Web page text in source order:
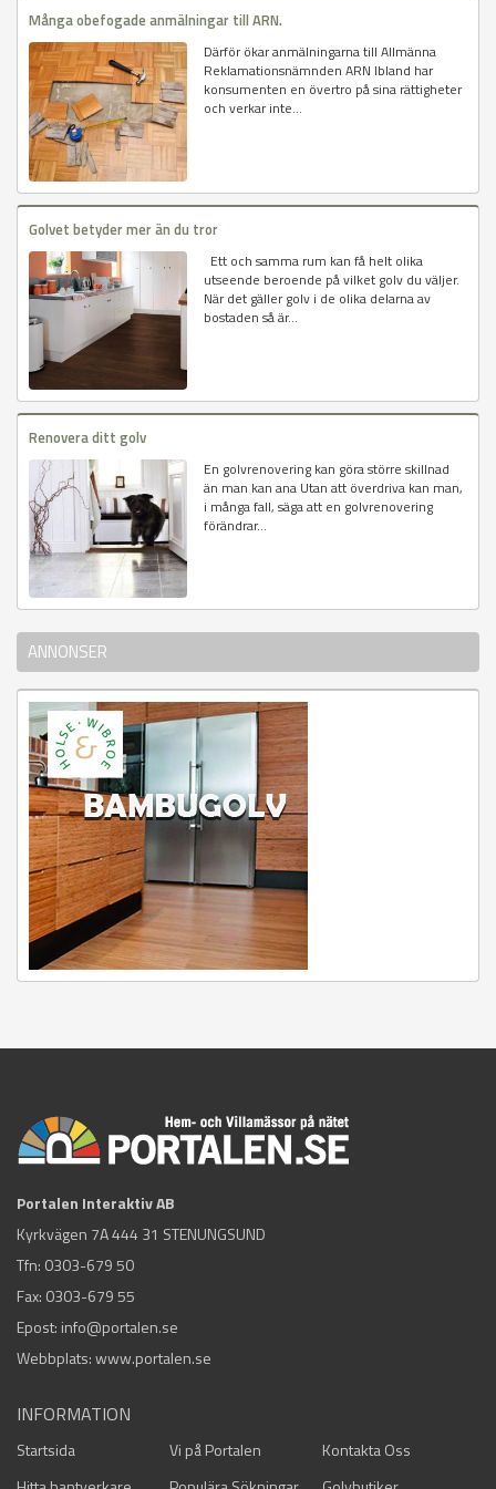
Många obefogade anmälningar till ARN.
Därför ökar anmälningarna till Allmänna
Reklamationsnämnden ARN Ibland har
konsumenten en övertro på sina rättigheter
och verkar inte...
Golvet betyder mer än du tror
Ett och samma rum kan få helt olika
utseende beroende på vilket golv du väljer.
När det gäller golv i de olika delarna av
bostaden så är...
Renovera ditt golv
En golvrenovering kan göra större skillnad
än man kan ana Utan att överdriva kan man,
i många fall, säga att en golvrenovering
förändrar...
ANNONSER
Portalen Interaktiv AB
Kyrkvägen 7A 444 31 STENUNGSUND
Tfn: 0303-679 50
Fax: 0303-679 55
Epost: info@portalen.se
Webbplats: www.portalen.se
INFORMATION
Startsida Vi på Portalen
Kontakta Oss